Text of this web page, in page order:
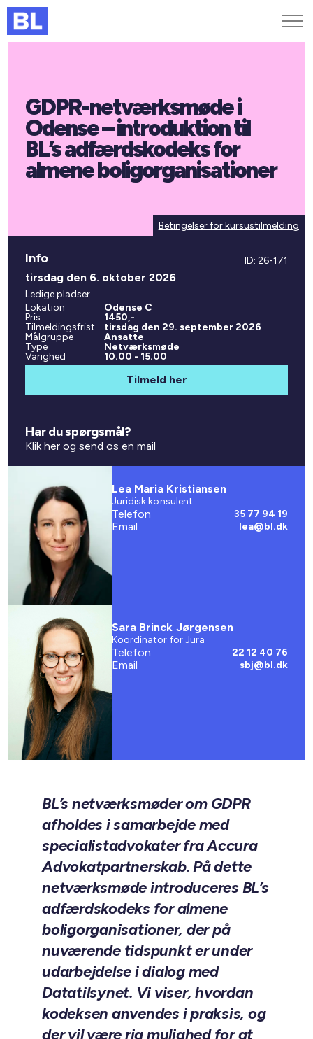
Find medarbejder
Kurser og arrangementer
Jobportalen
MitBL
GDPR-netværksmøde i
Odense – introduktion til
BL’s adfærdskodeks for
almene boligorganisationer
BL’s netværksmøder om GDPR
afholdes i samarbejde med
specialistadvokater fra Accura
Advokatpartnerskab. På dette
netværksmøde introduceres BL’s
adfærdskodeks for almene
boligorganisationer, der på
nuværende tidspunkt er under
udarbejdelse i dialog med
Datatilsynet. Vi viser, hvordan
kodeksen anvendes i praksis, og
der vil være rig mulighed for at
Betingelser for kursustilmelding
Info ID: 26-171
tirsdag den 6. oktober 2026
Ledige pladser
Lokation
Odense C
Pris
1450,-
Tilmeldingsfrist
tirsdag den 29. september 2026
Målgruppe
Ansatte
Type
Netværksmøde
Varighed
10.00 - 15.00
Tilmeld her
Har du spørgsmål?
Klik her og send os en mail
Lea Maria Kristiansen
Juridisk konsulent
Telefon 35 77 94 19
Email lea@bl.dk
Sara Brinck Jørgensen
Koordinator for Jura
Telefon 22 12 40 76
Email sbj@bl.dk